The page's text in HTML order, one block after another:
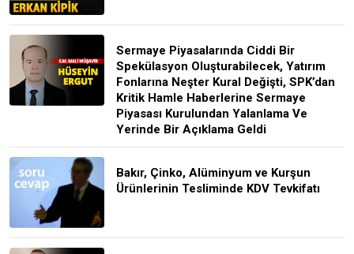
Sermaye Piyasalarında Ciddi Bir
Spekülasyon Oluşturabilecek, Yatırım
Fonlarına Neşter Kural Değişti, SPK’dan
Kritik Hamle Haberlerine Sermaye
Piyasası Kurulundan Yalanlama Ve
Yerinde Bir Açıklama Geldi
Bakır, Çinko, Alüminyum ve Kurşun
Ürünlerinin Tesliminde KDV Tevkifatı